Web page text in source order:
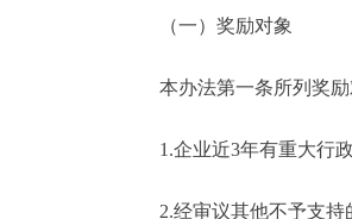
（一）奖励对象
本办法第一条所列奖励
1.企业近3年有重大行政
2.经审议其他不予支持